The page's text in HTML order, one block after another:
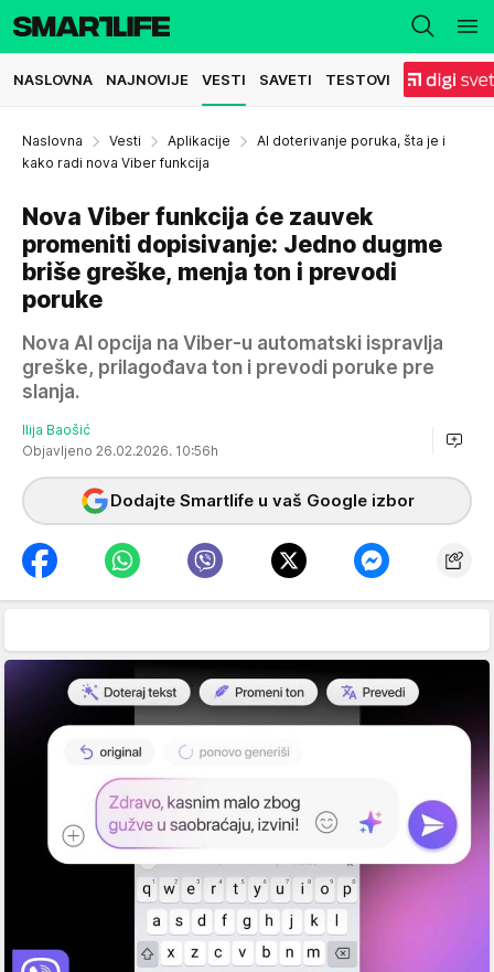
NASLOVNA NAJNOVIJE VESTI SAVETI TESTOVI
Naslovna Vesti Aplikacije
AI doterivanje poruka, šta je i
kako radi nova Viber funkcija
Nova Viber funkcija će zauvek
promeniti dopisivanje: Jedno dugme
briše greške, menja ton i prevodi
poruke
Nova AI opcija na Viber-u automatski ispravlja
greške, prilagođava ton i prevodi poruke pre
slanja.
Ilija Baošić
Objavljeno 26.02.2026. 10:56h
Dodajte Smartlife u vaš Google izbor